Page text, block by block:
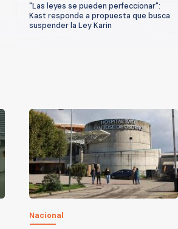
"Las leyes se pueden perfeccionar":
Kast responde a propuesta que busca
suspender la Ley Karin
Nacional